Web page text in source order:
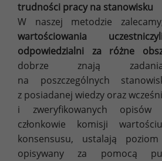
trudności pracy na stanowisku
W naszej metodzie
wartościowania
odpowiedzialni za różne
dobrze znają
na poszczególnych
z posiadanej wiedzy oraz
i zweryfikowanych opisów
członkowie komisji
konsensusu, ustalają
opisywany za pomocą